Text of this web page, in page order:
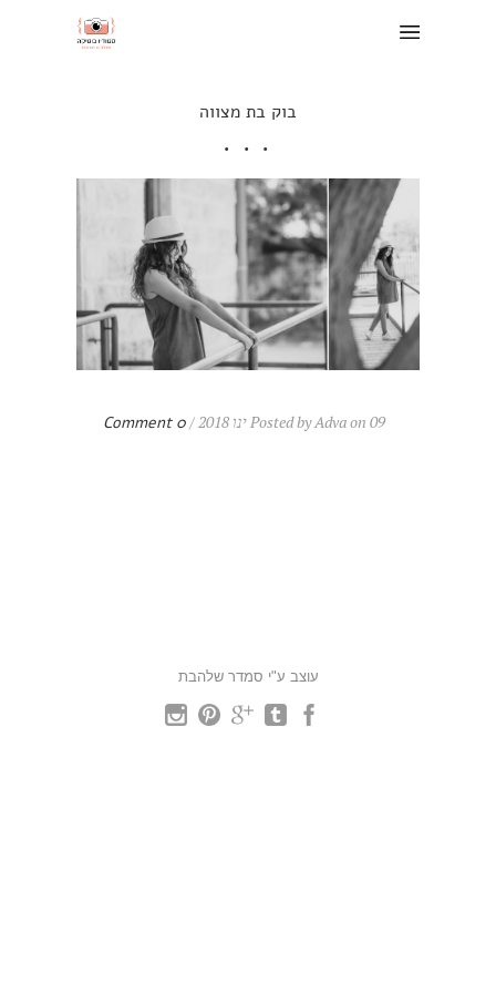
בוק בת מצווה
Posted by Adva on 09 ינו 2018 / 0 Comment
עוצב ע"י סמדר שלהבת